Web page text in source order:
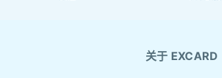
关于 EXCARD